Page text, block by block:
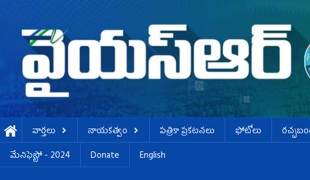
వార్తలు నాయకత్వం పత్రికా ప్రకటనలు ఫోటోలు
మేనిఫెస్టో - 2024
Donate English